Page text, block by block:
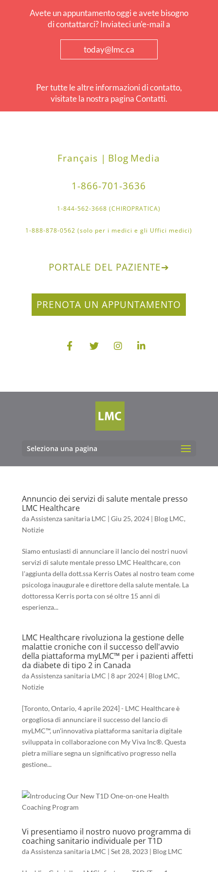
Avete un appuntamento oggi e avete bisogno
di contattarci? Inviateci un'e-mail a
today@lmc.ca
Per tutte le altre informazioni di contatto,
visitate la nostra pagina Contatti.
Français | Blog Media
1-866-701-3636
1-844-562-3668 (CHIROPRATICA)
1-888-878-0562 (solo per i medici e gli Uffici medici)
PORTALE DEL PAZIENTE➔
PRENOTA UN APPUNTAMENTO
Seleziona una pagina
Annuncio dei servizi di salute mentale presso
LMC Healthcare
daAssistenza sanitaria LMC | Giu 25, 2024| Blog LMC,
Notizie
Siamo entusiasti di annunciare il lancio dei nostri nuovi
servizi di salute mentale presso LMC Healthcare, con
l'aggiunta della dott.ssa Kerris Oates al nostro team come
psicologa inaugurale e direttore della salute mentale. La
dottoressa Kerris porta con sé oltre 15 anni di
esperienza...
LMC Healthcare rivoluziona la gestione delle
malattie croniche con il successo dell'avvio
della piattaforma myLMC™ per i pazienti affetti
da diabete di tipo 2 in Canada
daAssistenza sanitaria LMC | 8 apr 2024| Blog LMC,
Notizie
[Toronto, Ontario, 4 aprile 2024] - LMC Healthcare è
orgogliosa di annunciare il successo del lancio di
myLMC™, un'innovativa piattaforma sanitaria digitale
sviluppata in collaborazione con My Viva Inc®. Questa
pietra miliare segna un significativo progresso nella
gestione...
Vi presentiamo il nostro nuovo programma di
coaching sanitario individuale per T1D
daAssistenza sanitaria LMC | Set 28, 2023| Blog LMC